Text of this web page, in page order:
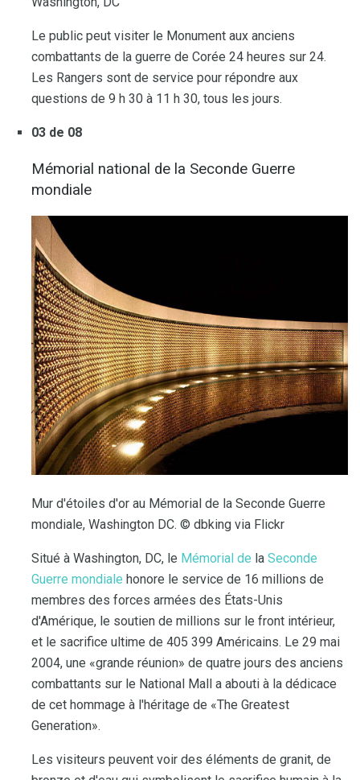
Le public peut visiter le Monument aux anciens
combattants de la guerre de Corée 24 heures sur 24.
Les Rangers sont de service pour répondre aux
questions de 9 h 30 à 11 h 30, tous les jours.
03 de 08
Mémorial national de la Seconde Guerre
mondiale
Mur d'étoiles d'or au Mémorial de la Seconde Guerre
mondiale, Washington DC. © dbking via Flickr
Situé à Washington, DC, le Mémorial de la Seconde
Guerre mondiale honore le service de 16 millions de
membres des forces armées des États-Unis
d'Amérique, le soutien de millions sur le front intérieur,
et le sacrifice ultime de 405 399 Américains. Le 29 mai
2004, une «grande réunion» de quatre jours des anciens
combattants sur le National Mall a abouti à la dédicace
de cet hommage à l'héritage de «The Greatest
Generation».
Les visiteurs peuvent voir des éléments de granit, de